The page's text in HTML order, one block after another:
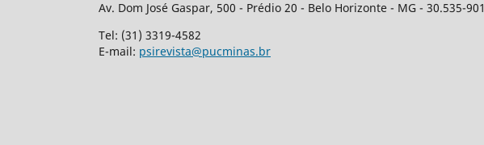
Av. Dom José Gaspar, 500 - Prédio 20 - Belo Horizonte - MG - 30.535-901
Tel: (31) 3319-4582
E-mail: psirevista@pucminas.br